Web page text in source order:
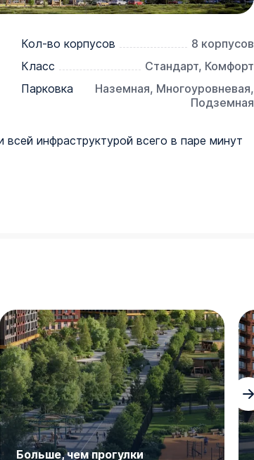
Кол-во корпусов
8 корпусов
Класс
Стандарт, Комфорт
Парковка
Наземная, Многоуровневая,
Подземная
инфраструктурой всего в паре минут
Больше, чем прогулки